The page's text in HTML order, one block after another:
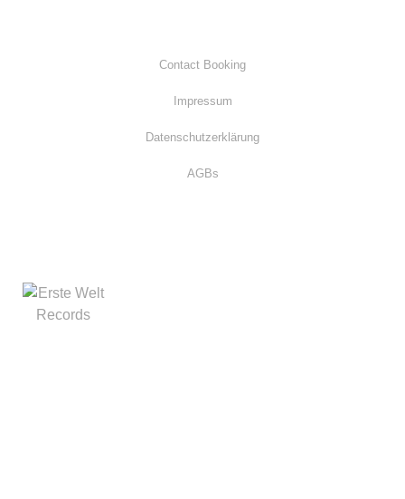
Contact Booking
Impressum
Datenschutzerklärung
AGBs